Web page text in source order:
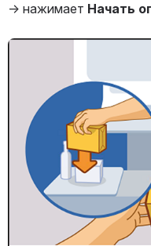
→ нажимает Начать